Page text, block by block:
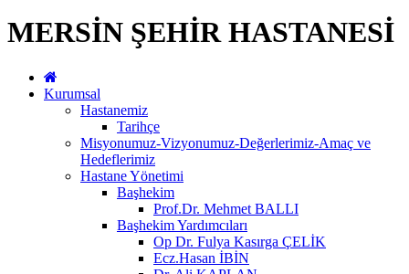
MERSİN ŞEHİR HASTANESİ
Kurumsal
Hastanemiz
Tarihçe
Misyonumuz-Vizyonumuz-Değerlerimiz-Amaç ve
Hedeflerimiz
Hastane Yönetimi
Başhekim
Prof.Dr. Mehmet BALLI
Başhekim Yardımcıları
Op Dr. Fulya Kasırga ÇELİK
Ecz.Hasan İBİN